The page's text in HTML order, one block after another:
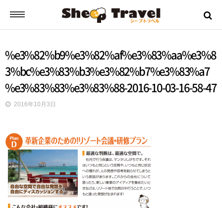
シープトラベルとは？
ご挨拶
お申込みから出発までの流れ
バスツアーの流れ
ツアー日誌
%e3%82%b9%e3%82%af%e3%83%aa%e3%8
3%bc%e3%83%b3%e3%82%b7%e3%83%a7
%e3%83%83%e3%83%88-2016-10-03-16-58-47
2016年10月3日